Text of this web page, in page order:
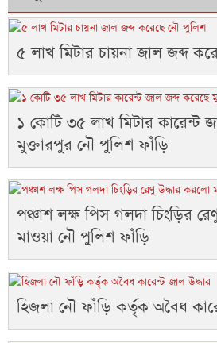
৫ লাখ মিটার চায়না জাল জব্দ
১ কোটি ৩৫ লাখ মিটার কারেন্ট
মুক্তারপুর নৌ পুলিশ ফাঁড়ি
পঞ্চাশ লক্ষ পিস গলদা চিংড়ির
মাওয়া নৌ পুলিশ ফাঁড়ি
হিজলা নৌ ফাঁড়ি কর্তৃক অবৈধ